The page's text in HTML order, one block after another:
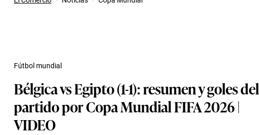
Bélgica vs Egipto (1-1): resumen y goles del
partido por Copa Mundial FIFA 2026 |
VIDEO
Fútbol mundial